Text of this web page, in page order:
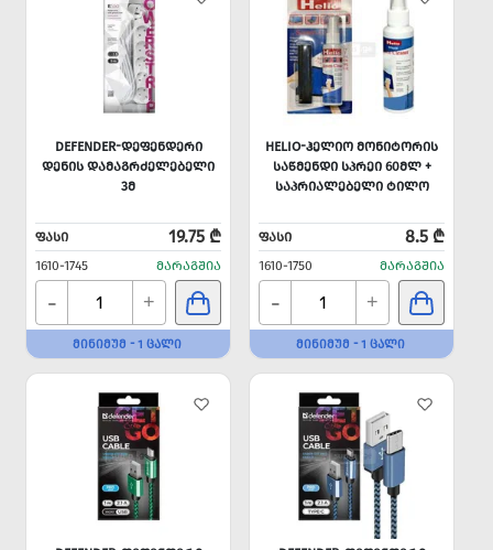
DEFENDER-ᲓᲔᲤᲔᲜᲓᲔᲠᲘ
ᲓᲔᲜᲘᲡ ᲓᲐᲛᲐᲒᲠᲫᲔᲚᲔᲑᲔᲚᲘ
3Მ
ᲤᲐᲡᲘ 19.75 ₾
1610-1745 ᲛᲐᲠᲐᲒᲨᲘᲐ
- +
ᲛᲘᲜᲘᲛᲣᲛ - 1 ᲪᲐᲚᲘ
HELIO-ᲰᲔᲚᲘᲝ ᲛᲝᲜᲘᲢᲝᲠᲘᲡ
ᲡᲐᲬᲛᲔᲜᲓᲘ ᲡᲞᲠᲔᲘ 60ᲛᲚ +
ᲡᲐᲞᲠᲘᲐᲚᲔᲑᲔᲚᲘ ᲢᲘᲚᲝ
ᲤᲐᲡᲘ 8.5 ₾
1610-1750 ᲛᲐᲠᲐᲒᲨᲘᲐ
- +
ᲛᲘᲜᲘᲛᲣᲛ - 1 ᲪᲐᲚᲘ